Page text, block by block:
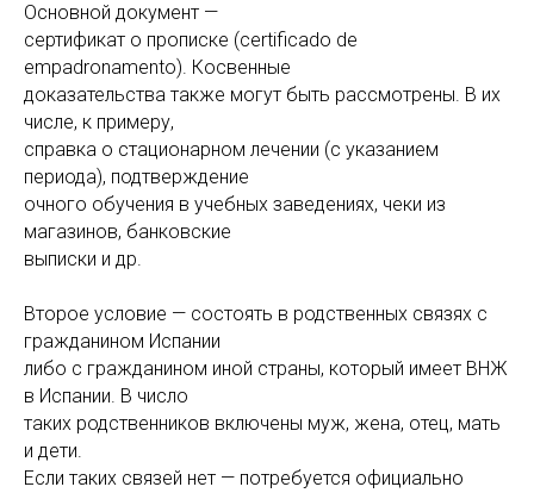
Основной документ —
сертификат о прописке (certificado de
empadronamento). Косвенные
доказательства также могут быть рассмотрены. В их
числе, к примеру,
справка о стационарном лечении (с указанием
периода), подтверждение
очного обучения в учебных заведениях, чеки из
магазинов, банковские
выписки и др.
Второе условие — состоять в родственных связях с
гражданином Испании
либо с гражданином иной страны, который имеет ВНЖ
в Испании. В число
таких родственников включены муж, жена, отец, мать
и дети.
Если таких связей нет — потребуется официально